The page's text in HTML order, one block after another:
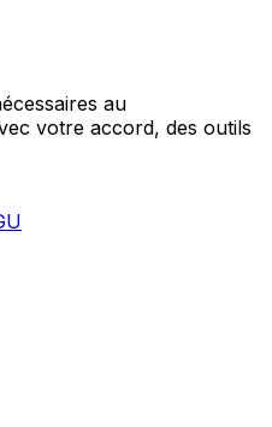
au
votre accord, des outils